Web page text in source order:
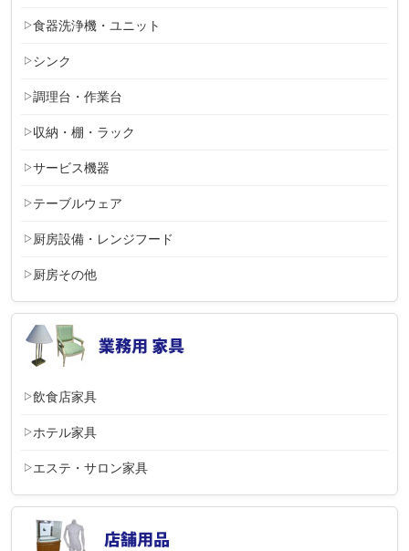
食器洗浄機・ユニット
シンク
調理台・作業台
収納・棚・ラック
サービス機器
テーブルウェア
厨房設備・レンジフード
厨房その他
飲食店家具
ホテル家具
エステ・サロン家具